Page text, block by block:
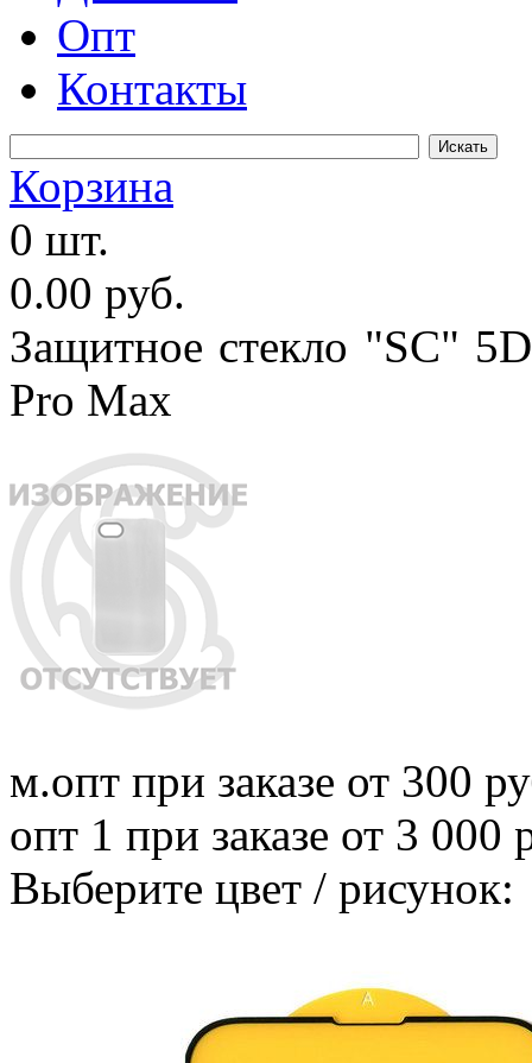
Опт
Контакты
Корзина
0 шт.
0.00 руб.
Защитное стекло "SC"
Pro Max
м.опт при заказе от 300
опт 1 при заказе от 3 000
Выберите цвет / рисунок: